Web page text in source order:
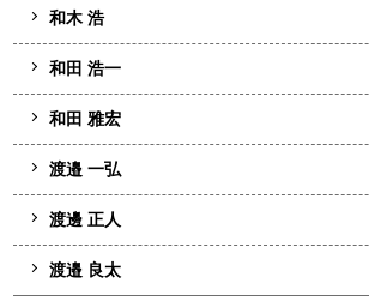
和木 浩
和田 浩一
和田 雅宏
渡邉 一弘
渡邊 正人
渡邉 良太